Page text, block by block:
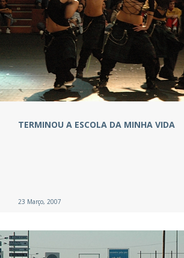
TERMINOU A ESCOLA DA MINHA VIDA
23 Março, 2007